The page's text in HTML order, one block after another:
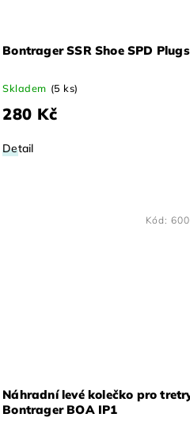
Bontrager SSR Shoe SPD Plugs
Skladem (5 ks)
280 Kč
Detail
Náhradní levé kolečko pro
Bontrager BOA IP1
Kód: